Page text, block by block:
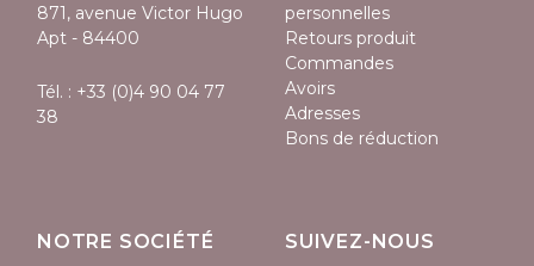
871, avenue Victor Hugo
Apt - 84400
Tél. : +33 (0)4 90 04 77
38
personnelles
Retours produit
Commandes
Avoirs
Adresses
Bons de réduction
NOTRE SOCIÉTÉ SUIVEZ-NOUS